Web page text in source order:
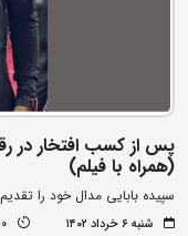
پس از کسب افتخار در
(همراه با فیلم)
سپیده بابایی مدال خود را
شنبه ۶ خرداد ۱۴۰۲